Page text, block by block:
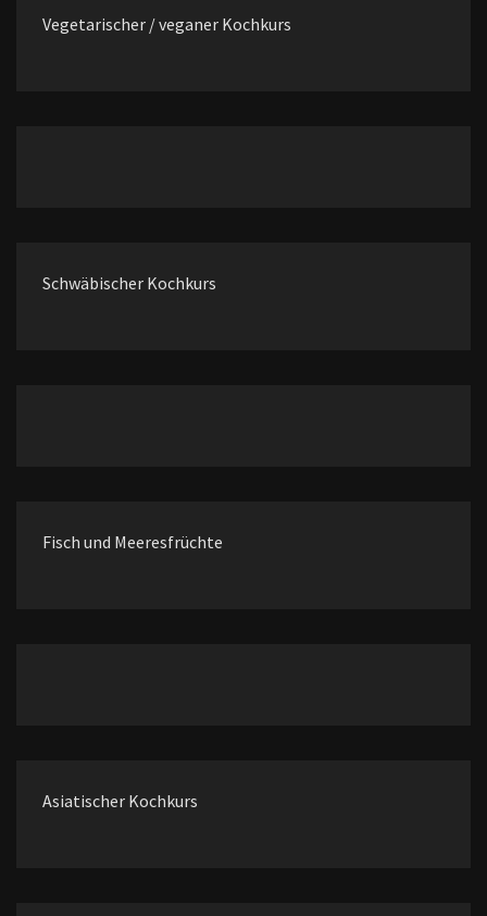
Vegetarischer / veganer Kochkurs
Schwäbischer Kochkurs
Fisch und Meeresfrüchte
Asiatischer Kochkurs